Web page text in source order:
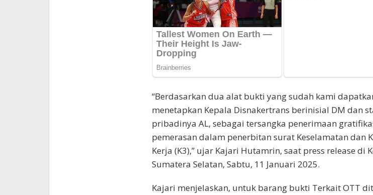
“Berdasarkan dua alat bukti yang sudah kami
menetapkan Kepala Disnakertrans berinisial DM dan
pribadinya AL, sebagai tersangka penerimaan
pemerasan dalam penerbitan surat Keselamatan dan
Kerja (K3),” ujar Kajari Hutamrin, saat press release di
Sumatera Selatan, Sabtu, 11 Januari 2025.
Kajari menjelaskan, untuk barang bukti Terkait OTT